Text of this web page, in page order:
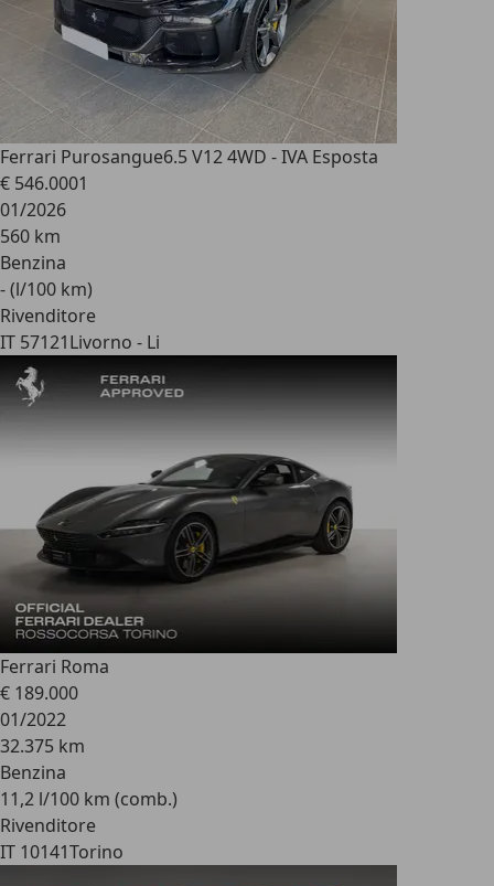
Ferrari Purosangue6.5 V12 4WD - IVA Esposta
€ 546.0001
01/2026
560 km
Benzina
- (l/100 km)
Rivenditore
IT 57121Livorno - Li
Ferrari Roma
€ 189.000
01/2022
32.375 km
Benzina
11,2 l/100 km (comb.)
Rivenditore
IT 10141Torino